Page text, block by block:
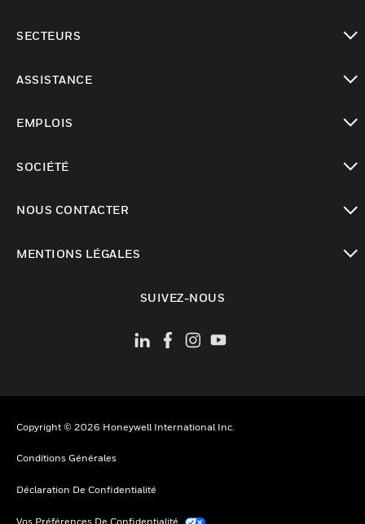
SECTEURS
ASSISTANCE
EMPLOIS
SOCIÉTÉ
NOUS CONTACTER
MENTIONS LÉGALES
SUIVEZ-NOUS
Copyright © 2026 Honeywell International Inc.
Conditions Générales
Déclaration De Confidentialité
Vos Préférences De Confidentialité